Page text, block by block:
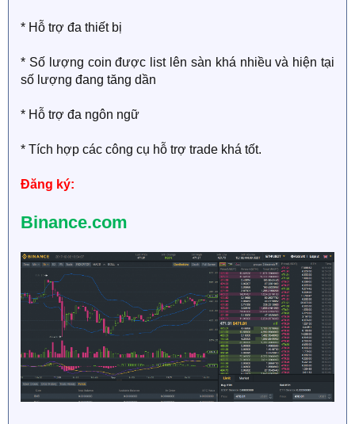
* Hỗ trợ đa thiết bị
* Số lượng coin được list lên sàn khá nhiều và hiện tại
số lượng đang tăng dần
* Hỗ trợ đa ngôn ngữ
* Tích hợp các công cụ hỗ trợ trade khá tốt.
Đăng ký:
Binance.com